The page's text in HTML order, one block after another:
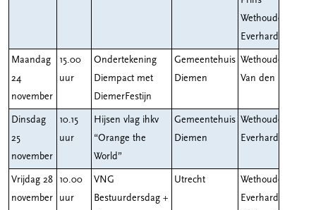
Wethouder
Everhardt
Maandag
24
november
15.00
uur
Ondertekening
Diempact met
DiemerFestijn
Gemeentehuis
Diemen
Wethouder
Van den Berg
Dinsdag
25
november
10.15
uur
Hijsen vlag ihkv
“Orange the
World”
Gemeentehuis
Diemen
Wethouder
Everhardt
Vrijdag 28
november
10.00
uur
VNG
Bestuurdersdag +
Utrecht
Wethouder
Everhardt